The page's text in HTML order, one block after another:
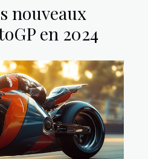
nouveaux
en 2024